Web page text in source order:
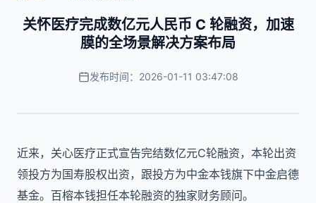
关怀医疗完成数亿元人民币 C 轮融资，加速
膜的全场景解决方案布局
发布时间：2026-01-11 03:47:08
近来，关心医疗正式宣告完结数亿元C轮融资，本轮出资
领投方为国寿股权出资，跟投方为中金本钱旗下中金启德
基金。百榕本钱担任本轮融资的独家财务顾问。